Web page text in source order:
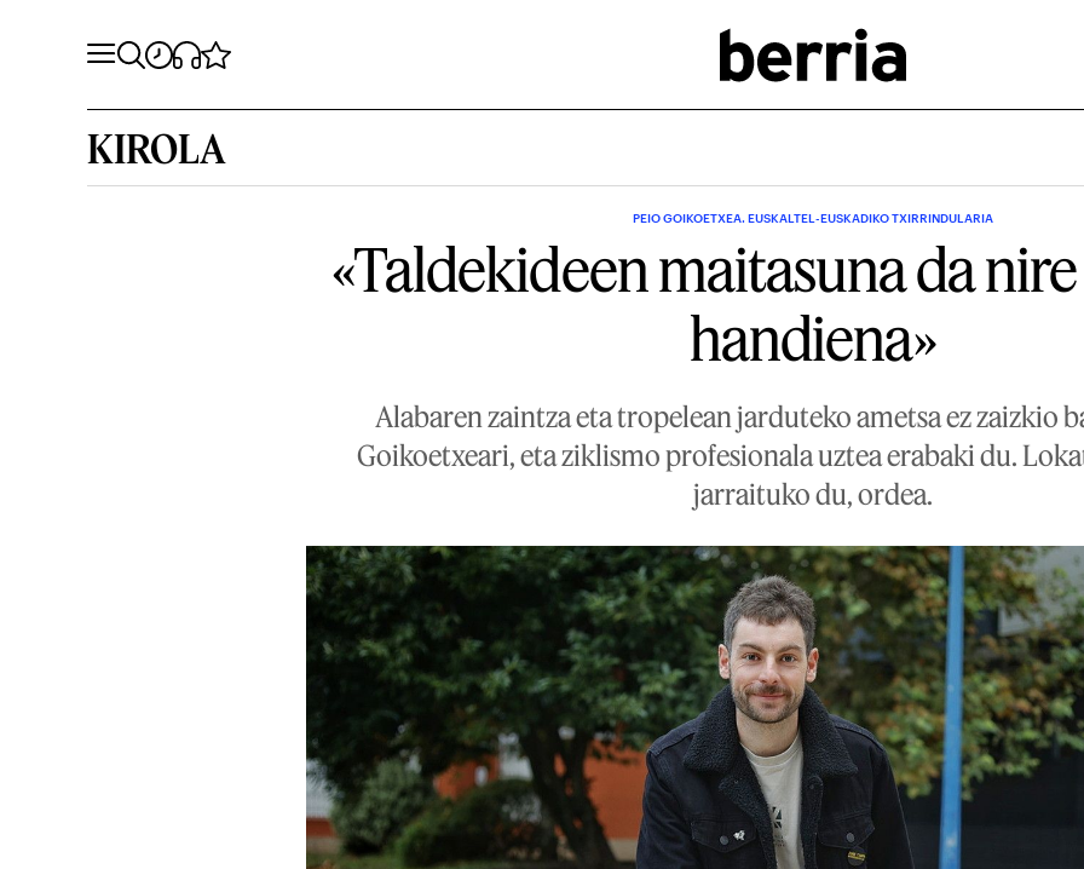
KIROLA
PEIO GOIKOETXEA. EUSKALTEL-EUSKADIKO TXIRRINDULARIA
«Taldekideen maitasuna da
handiena»
Alabaren zaintza eta tropelean jarduteko ametsa ez zaizkio
Goikoetxeari, eta ziklismo profesionala uztea erabaki du.
jarraituko du, ordea.